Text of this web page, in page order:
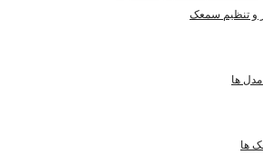
و تنظیم سمعک
ها
ها